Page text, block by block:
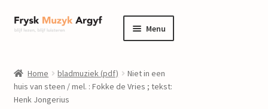
Ga
door
navigatie
Ga
naar
inhoud
Menu
informatie
Submenu
Home bladmuziek (pdf)
Niet in een
huis van steen / mel. : Fokke de Vries ; tekst:
Henk Jongerius